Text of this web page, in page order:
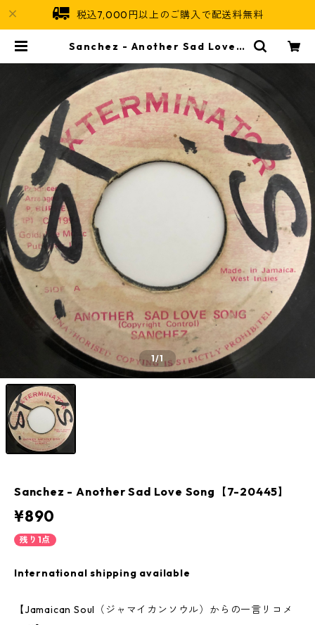
税込7,000円以上のご購入で配送料無料
Sanchez - Another Sad Love S
ul
1/1
Sanchez - Another Sad Love Song【7-20445】
¥890
残り1点
International shipping available
【Jamaican Soul（ジャマイカンソウル）からの一言リコメ